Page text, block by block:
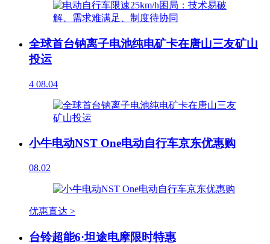
全球首台钠离子电池纯电矿卡在唐山三友矿山
投运
4 08.04
小牛电动NST One电动自行车京东优惠购
08.02
优惠直达 >
台铃超能6·坦途电摩限时特惠